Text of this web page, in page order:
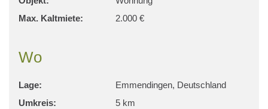
Max. Kaltmiete:
2.000 €
Wo
Lage:
Emmendingen, Deutschland
Umkreis:
5 km